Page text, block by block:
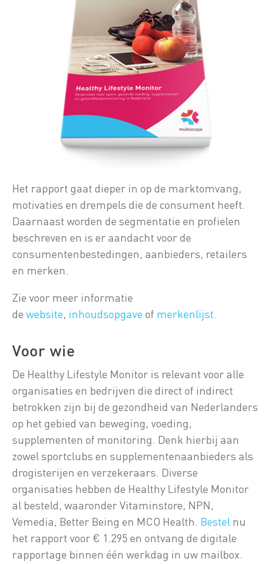
Het rapport gaat dieper in op de marktomvang,
motivaties en drempels die de consument heeft.
Daarnaast worden de segmentatie en profielen
beschreven en is er aandacht voor de
consumentenbestedingen, aanbieders, retailers
en merken.
Zie voor meer informatie
de website, inhoudsopgave of merkenlijst.
Voor wie
De Healthy Lifestyle Monitor is relevant voor alle
organisaties en bedrijven die direct of indirect
betrokken zijn bij de gezondheid van Nederlanders
op het gebied van beweging, voeding,
supplementen of monitoring. Denk hierbij aan
zowel sportclubs en supplementenaanbieders als
drogisterijen en verzekeraars. Diverse
organisaties hebben de Healthy Lifestyle Monitor
al besteld, waaronder Vitaminstore, NPN,
Vemedia, Better Being en MCO Health. Bestel nu
het rapport voor € 1.295 en ontvang de digitale
rapportage binnen één werkdag in uw mailbox.